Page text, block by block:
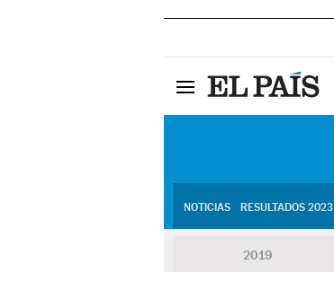
NOTICIAS RESULTADOS 2023
2019